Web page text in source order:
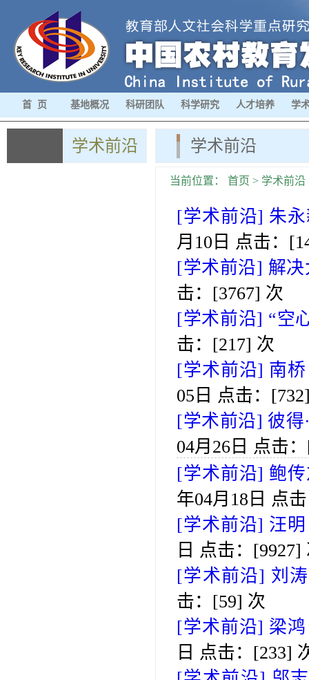
首 页 基地概况 科研团队 科学研究 人才培养 学
学术前沿 学术前沿
当前位置： 首页 > 学术前沿
[学术前沿] 朱
月10日 点击：[
[学术前沿] 解
击：[3767] 次
[学术前沿] “空
击：[217] 次
[学术前沿] 南
05日 点击：[732
[学术前沿] 彼得
04月26日 点击
[学术前沿] 鲍
年04月18日 点
[学术前沿] 汪
日 点击：[9927]
[学术前沿] 刘
击：[59] 次
[学术前沿] 梁
日 点击：[233]